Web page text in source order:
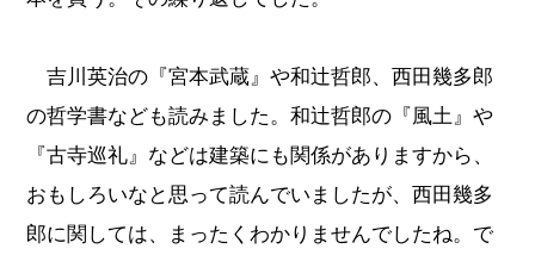
吉川英治の『宮本武蔵』や和辻哲郎、西田幾多郎
の哲学書なども読みました。和辻哲郎の『風土』や
『古寺巡礼』などは建築にも関係がありますから、
おもしろいなと思って読んでいましたが、西田幾多
郎に関しては、まったくわかりませんでしたね。で